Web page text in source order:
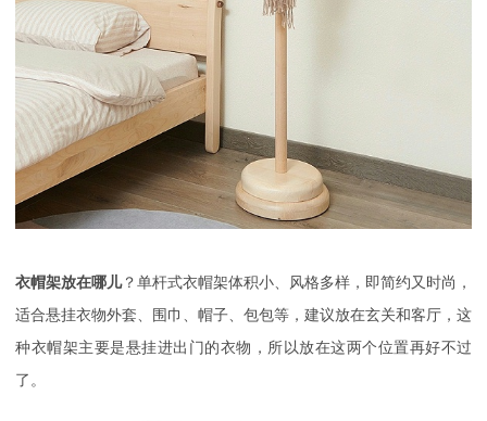
衣帽架放在哪儿？单杆式衣帽架体积小、风格多样，即简约又时尚，
适合悬挂衣物外套、围巾、帽子、包包等，建议放在玄关和客厅，这
种衣帽架主要是悬挂进出门的衣物，所以放在这两个位置再好不过
了。